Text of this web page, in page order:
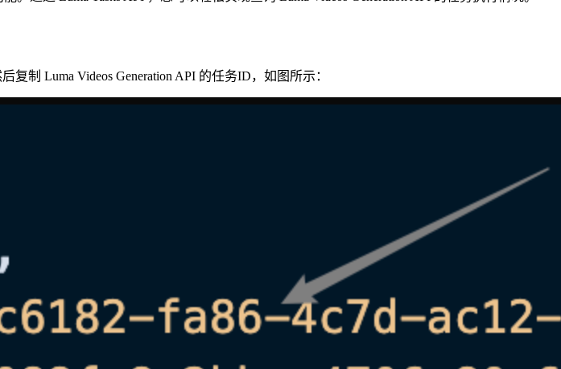
复制 Luma Videos Generation API 的任务ID，如图所示：